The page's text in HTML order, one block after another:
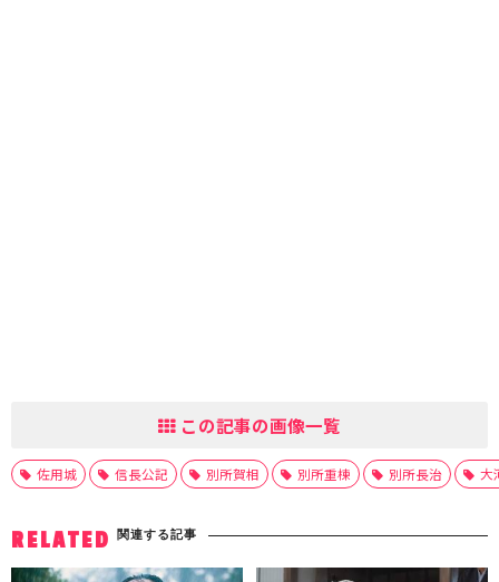
この記事の画像一覧
佐用城 信長公記 別所賀相 別所重棟 別所長治 大
RELATED 関連する記事